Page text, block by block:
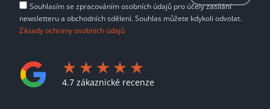
Souhlasím se zpracováním osobních údajů pro účely zasílání
newsletteru a obchodních sdělení. Souhlas můžete kdykoli odvolat.
Zásady ochrany osobních údajů
4.7 zákaznické recenze